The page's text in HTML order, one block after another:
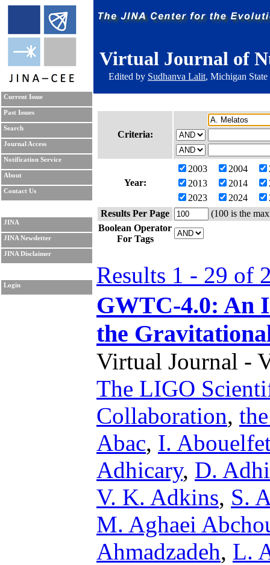
Virtual Journal of
Edited by Sudhanva Lalit, Michigan
Current Issue
Past Issues
Search
Journal Access
Notification Service
About
Contact Us
JINA
JINA Newsletter
JINA Disclaimer
Login
Criteria:
Year:
2003 2004
2013
2014
2023
2024
Results Per Page
(100 is the
Boolean Operator
For Tags
Results 1 - 29 of
GWTC-4.0: An
the
Virtual Journal -
The LIGO
Collaboration,
Abac, I.
Adhicary, D.
V. K. Adkins, S.
M. Aghaei
Ahmadzadeh, L.